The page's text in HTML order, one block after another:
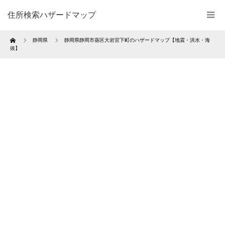
住所検索ハザードマップ
Home 静岡県
静岡県静岡市葵区大岩宮下町のハザードマップ【地震・洪水・海
抜】